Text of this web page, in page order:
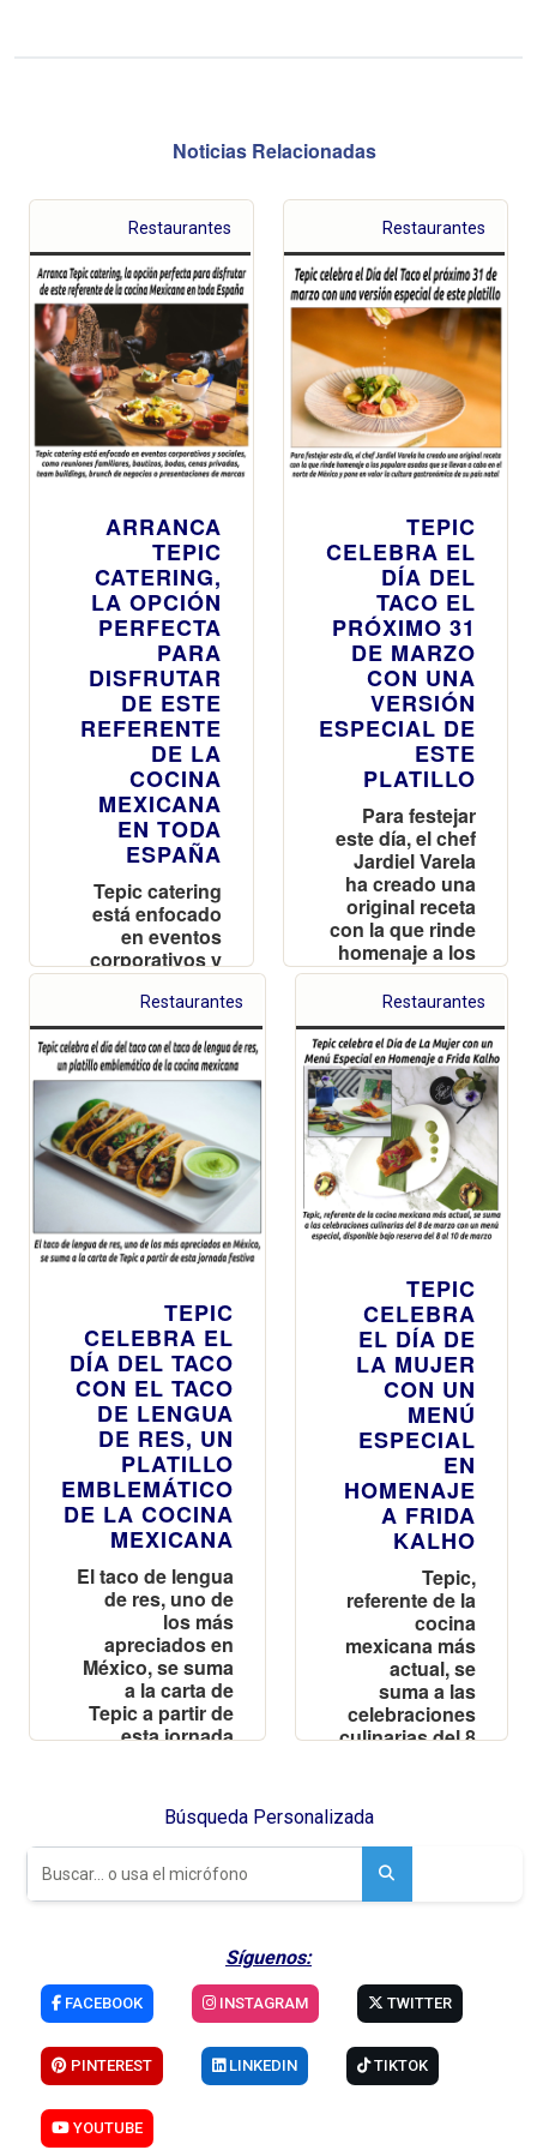
Noticias Relacionadas
Restaurantes
ARRANCA
TEPIC
CATERING,
LA OPCIÓN
PERFECTA
PARA
DISFRUTAR
DE ESTE
REFERENTE
DE LA
COCINA
MEXICANA
EN TODA
ESPAÑA
Tepic catering
está enfocado
en eventos
corporativos y
sociales, como
reuniones
familiares,
bautizos,
bodas, cenas
privadas, team
buildings,
brunch de
negocios o
presentaciones
de marcas
Restaurantes
TEPIC
CELEBRA EL
DÍA DEL
TACO EL
PRÓXIMO 31
DE MARZO
CON UNA
VERSIÓN
ESPECIAL DE
ESTE
PLATILLO
Para festejar
este día, el chef
Jardiel Varela
ha creado una
original receta
con la que rinde
homenaje a los
populares
asados que se
llevan a cabo en
el norte de
México y pone
en valor la
cultura
gastronómica
de su país natal
Restaurantes
TEPIC
CELEBRA EL
DÍA DEL TACO
CON EL TACO
DE LENGUA
DE RES, UN
PLATILLO
EMBLEMÁTICO
DE LA COCINA
MEXICANA
El taco de lengua
de res, uno de
los más
apreciados en
México, se suma
a la carta de
Tepic a partir de
esta jornada
Restaurantes
TEPIC
CELEBRA
EL DÍA DE
LA MUJER
CON UN
MENÚ
ESPECIAL
EN
HOMENAJE
A FRIDA
KALHO
Tepic,
referente de la
cocina
mexicana más
actual, se
suma a las
celebraciones
culinarias del 8
bajo reserva
del 8 al 10 de
Búsqueda Personalizada
Síguenos:
FACEBOOK INSTAGRAM TWITTER
PINTEREST LINKEDIN TIKTOK
YOUTUBE